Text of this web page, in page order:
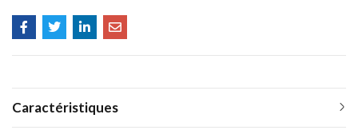
Caractéristiques